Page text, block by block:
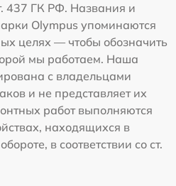
437 ГК РФ. Названия и
Olympus упоминаются
целях — чтобы обозначить
мы работаем. Наша
с владельцами
и не представляет их
работ выполняются
находящихся в
в соответствии со ст.